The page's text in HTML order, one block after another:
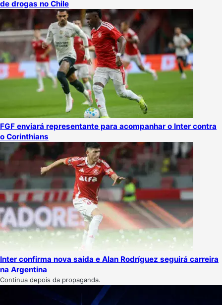
de drogas no Chile
FGF enviará representante para acompanhar o Inter contra
o Corinthians
Inter confirma nova saída e Alan Rodríguez seguirá carreira
na Argentina
Continua depois da propaganda.